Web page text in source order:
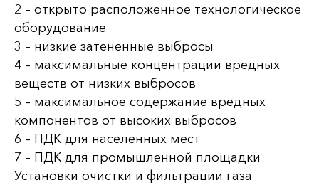
2 – открыто расположенное технологическое
оборудование
3 – низкие затененные выбросы
4 – максимальные концентрации вредных
веществ от низких выбросов
5 – максимальное содержание вредных
компонентов от высоких выбросов
6 – ПДК для населенных мест
7 – ПДК для промышленной площадки
Установки очистки и фильтрации газа